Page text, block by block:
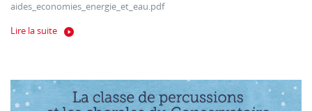
aides_economies_energie_et_eau.pdf
Lire la suite